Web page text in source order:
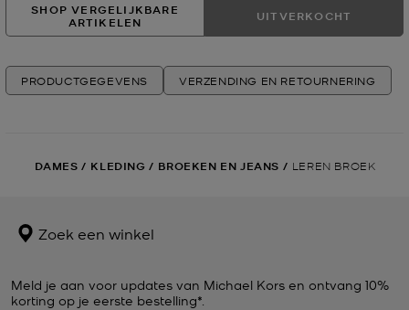
SHOP VERGELIJKBARE
ARTIKELEN
UITVERKOCHT
PRODUCTGEGEVENS VERZENDING EN RETOURNERING
DAMES / KLEDING / BROEKEN EN JEANS / LEREN BROEK
Zoek een winkel
Meld je aan voor updates van Michael Kors en ontvang 10%
korting op je eerste bestelling*.